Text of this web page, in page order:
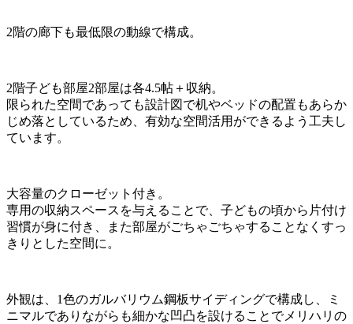
2階の廊下も最低限の動線で構成。
2階子ども部屋2部屋は各4.5帖＋収納。
限られた空間であっても設計図で机やベッドの配置もあらか
じめ落としているため、有効な空間活用ができるよう工夫し
ています。
大容量のクローゼット付き。
専用の収納スペースを与えることで、子どもの頃から片付け
習慣が身に付き、また部屋がごちゃごちゃすることなくすっ
きりとした空間に。
外観は、1色のガルバリウム鋼板サイディングで構成し、ミ
ニマルでありながらも細かな凹凸を設けることでメリハリの